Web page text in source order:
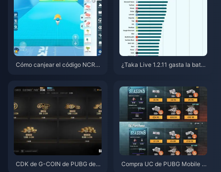
Cómo canjear el código NCRC
¿Taka Live 1.2.11 gasta la bater
ausas y soluciones
CDK de G-COIN de PUBG de j
Compra UC de PUBG Mobile b